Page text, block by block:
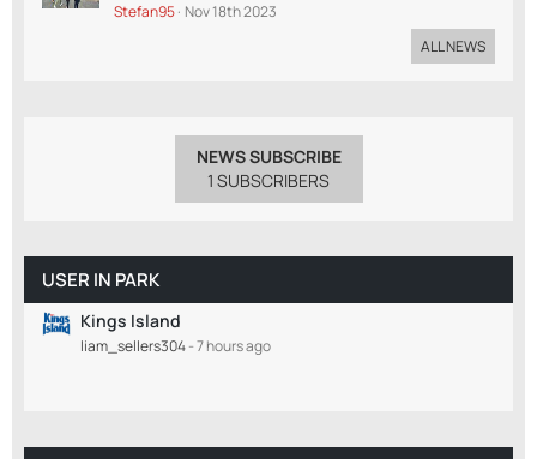
Stefan95 Nov 18th 2023
ALL NEWS
NEWS SUBSCRIBE
1 SUBSCRIBERS
USER IN PARK
Kings Island
liam_sellers304-7 hours ago